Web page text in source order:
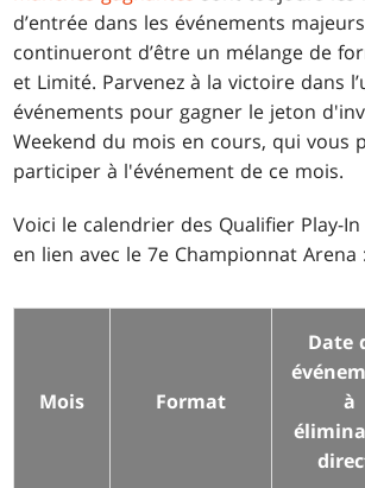
d’entrée dans les événements
continueront d’être un mélange de
et Limité. Parvenez à la victoire dans
événements pour gagner le jeton
Weekend du mois en cours, qui vous
participer à l'événement de ce mois.
Voici le calendrier des Qualifier Play-
en lien avec le 7e Championnat Arena :
Mois Format
Date
à